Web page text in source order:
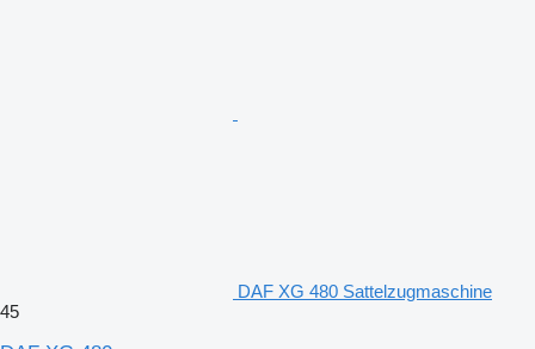
DAF XG 480 Sattelzugmaschine
45